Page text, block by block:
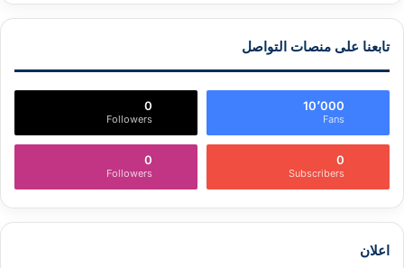
تابعنا على منصات التواصل
10٬000
Fans
0
Followers
0
Subscribers
0
Followers
اعلان